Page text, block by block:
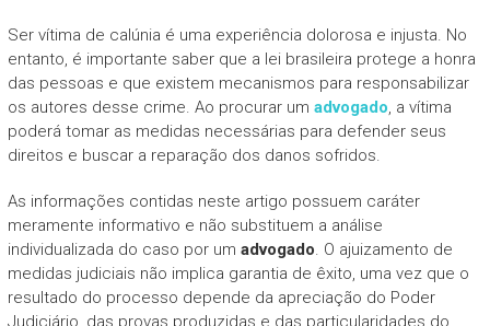
Ser vítima de calúnia é uma experiência dolorosa e injusta. No
entanto, é importante saber que a lei brasileira protege a honra
das pessoas e que existem mecanismos para responsabilizar
os autores desse crime. Ao procurar um advogado, a vítima
poderá tomar as medidas necessárias para defender seus
direitos e buscar a reparação dos danos sofridos.
As informações contidas neste artigo possuem caráter
meramente informativo e não substituem a análise
individualizada do caso por um advogado. O ajuizamento de
medidas judiciais não implica garantia de êxito, uma vez que o
resultado do processo depende da apreciação do Poder
Judiciário, das provas produzidas e das particularidades do